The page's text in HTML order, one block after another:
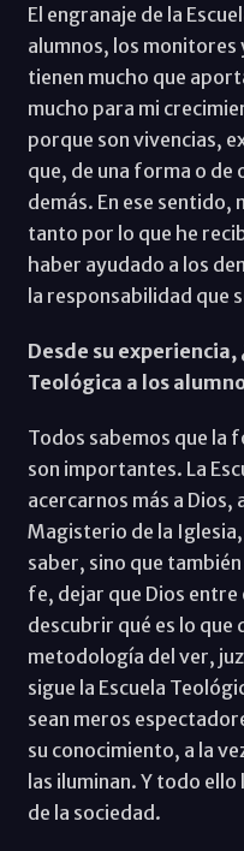
El engranaje de la
alumnos, los
tienen mucho que
mucho para mi
porque son vivencias,
que, de una forma o de
demás. En ese sentido,
tanto por lo que he
haber ayudado a los
la responsabilidad que
Desde su
Teológica a los
Todos sabemos que la
son importantes. La
acercarnos más a Dios,
Magisterio de la
saber, sino que
fe, dejar que Dios
descubrir qué es lo que
metodología del ver,
sigue la Escuela
sean meros
su conocimiento, a la
las iluminan. Y todo ello
de la sociedad.